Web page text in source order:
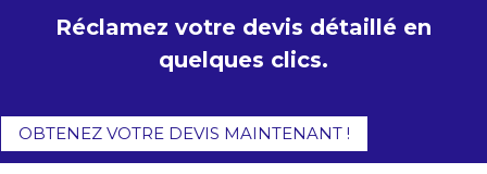
Réclamez votre devis détaillé en
quelques clics.
OBTENEZ VOTRE DEVIS MAINTENANT !